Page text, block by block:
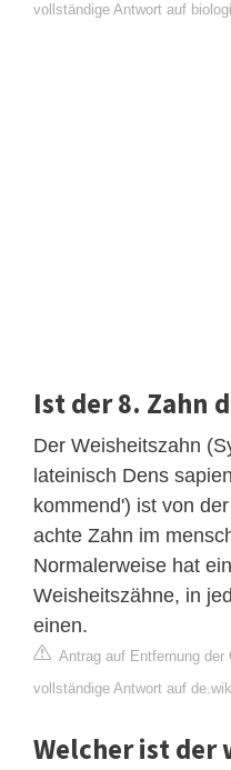
vollständige Antwort auf
Ist der 8. Zahn
Der Weisheitszahn
lateinisch Dens
kommend') ist von
achte Zahn im
Normalerweise hat
Weisheitszähne, in
einen.
Antrag auf Entfernung der
vollständige Antwort auf
Welcher ist der